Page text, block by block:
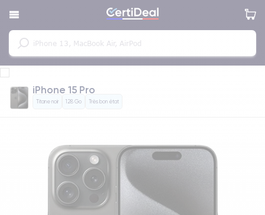
iPhone 15 Pro
Titane noir 128 Go Très bon état